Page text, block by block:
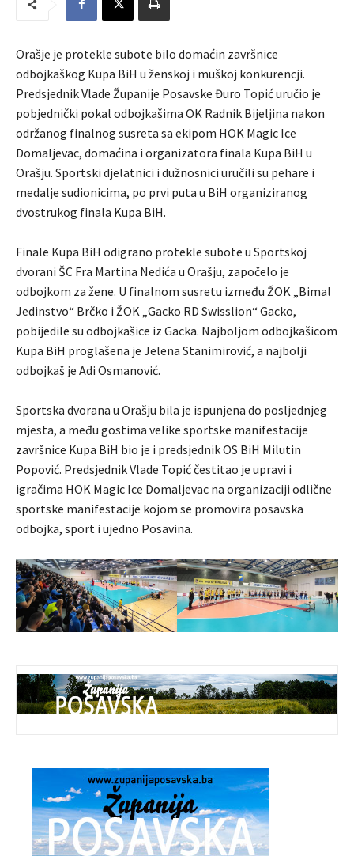
Orašje je protekle subote bilo domaćin završnice
odbojkaškog Kupa BiH u ženskoj i muškoj konkurencji.
Predsjednik Vlade Županije Posavske Đuro Topić uručio je
pobjednički pokal odbojkašima OK Radnik Bijeljina nakon
održanog finalnog susreta sa ekipom HOK Magic Ice
Domaljevac, domaćina i organizatora finala Kupa BiH u
Orašju. Sportski djelatnici i dužnosnici uručili su pehare i
medalje sudionicima, po prvi puta u BiH organiziranog
dvostrukog finala Kupa BiH.
Finale Kupa BiH odigrano protekle subote u Sportskoj
dvorani ŠC Fra Martina Nedića u Orašju, započelo je
odbojkom za žene. U finalnom susretu između ŽOK „Bimal
Jedinstvo“ Brčko i ŽOK „Gacko RD Swisslion“ Gacko,
pobijedile su odbojkašice iz Gacka. Najboljom odbojkašicom
Kupa BiH proglašena je Jelena Stanimirović, a najbolji
odbojkaš je Adi Osmanović.
Sportska dvorana u Orašju bila je ispunjena do posljednjeg
mjesta, a među gostima velike sportske manifestacije
završnice Kupa BiH bio je i predsjednik OS BiH Milutin
Popović. Predsjednik Vlade Topić čestitao je upravi i
igračima HOK Magic Ice Domaljevac na organizaciji odlične
sportske manifestacije kojom se promovira posavska
odbojka, sport i ujedno Posavina.